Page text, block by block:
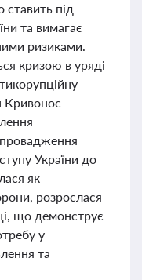
ставить під
та вимагає
ризиками.
кризою в уряді
Кривонос
України до
як
розрослася
що демонструє
у
та